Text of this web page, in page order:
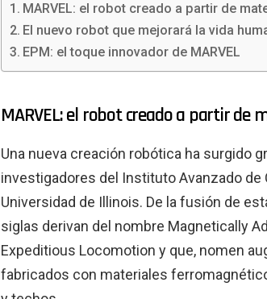
MARVEL: el robot creado a partir de
El nuevo robot que mejorará la vida
EPM: el toque innovador de MARVEL
MARVEL: el robot creado a partir de
Una nueva creación robótica ha surgido
investigadores del Instituto Avanzado de
Universidad de Illinois. De la fusión de
siglas derivan del nombre Magnetically
Expeditious Locomotion y que, nomen
fabricados con materiales